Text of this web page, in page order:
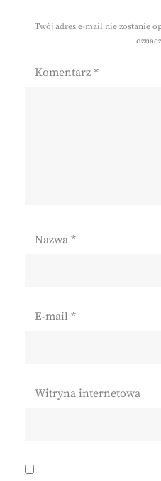
Twój adres e-mail nie zostanie
Komentarz *
Nazwa *
E-mail *
Witryna internetowa